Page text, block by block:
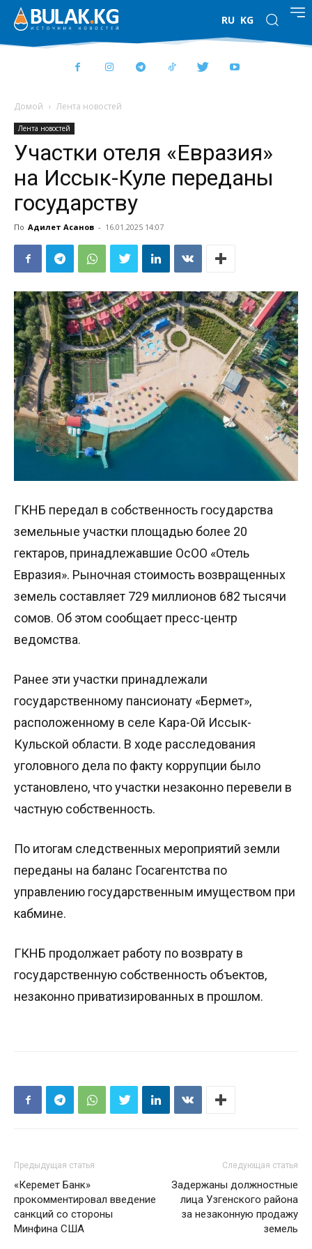
RU KG
Домой Лента новостей
Лента новостей
Участки отеля «Евразия»
на Иссык-Куле переданы
государству
По Адилет Асанов - 16.01.2025 14:07
ГКНБ передал в собственность государства
земельные участки площадью более 20
гектаров, принадлежавшие ОсОО «Отель
Евразия». Рыночная стоимость возвращенных
земель составляет 729 миллионов 682 тысячи
сомов. Об этом сообщает пресс-центр
ведомства.
Ранее эти участки принадлежали
государственному пансионату «Бермет»,
расположенному в селе Кара-Ой Иссык-
Кульской области. В ходе расследования
уголовного дела по факту коррупции было
установлено, что участки незаконно перевели в
частную собственность.
По итогам следственных мероприятий земли
переданы на баланс Госагентства по
управлению государственным имуществом при
кабмине.
ГКНБ продолжает работу по возврату в
государственную собственность объектов,
незаконно приватизированных в прошлом.
Предыдущая статья
«Керемет Банк»
прокомментировал введение
санкций со стороны
Минфина США
Следующая статья
Задержаны должностные
лица Узгенского района
за незаконную продажу
земель